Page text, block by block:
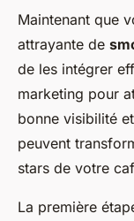
Maintenant que
attrayante de
de les intégrer
marketing pour
bonne visibilité
peuvent
stars de votre
La première